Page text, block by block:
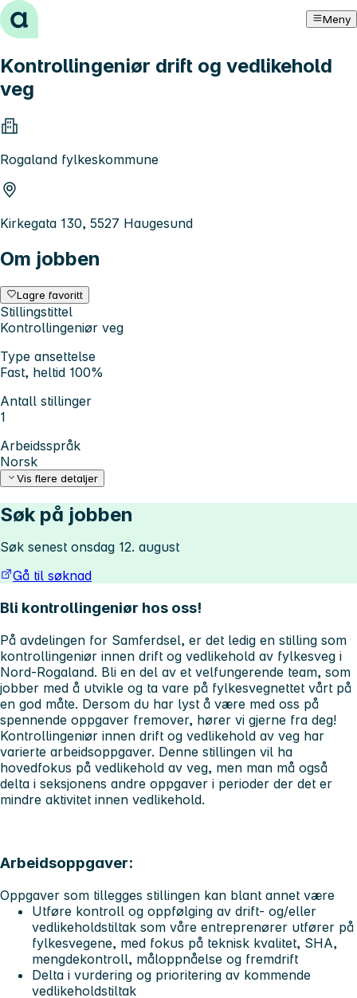
Hopp til innhold Meny
Kontrollingeniør drift og vedlikehold
veg
Rogaland fylkeskommune
Kirkegata 130, 5527 Haugesund
Om jobben
Lagre favoritt
Stillingstittel
Kontrollingeniør veg
Type ansettelse
Fast, heltid 100%
Antall stillinger
1
Arbeidsspråk
Norsk
Vis flere detaljer
Søk på jobben
Søk senest onsdag 12. august
Gå til søknad
Bli kontrollingeniør hos oss!
På avdelingen for Samferdsel, er det ledig en stilling som
kontrollingeniør innen drift og vedlikehold av fylkesveg i
Nord-Rogaland. Bli en del av et velfungerende team, som
jobber med å utvikle og ta vare på fylkesvegnettet vårt på
en god måte. Dersom du har lyst å være med oss på
spennende oppgaver fremover, hører vi gjerne fra deg!
Kontrollingeniør innen drift og vedlikehold av veg har
varierte arbeidsoppgaver. Denne stillingen vil ha
hovedfokus på vedlikehold av veg, men man må også
delta i seksjonens andre oppgaver i perioder der det er
mindre aktivitet innen vedlikehold.
Arbeidsoppgaver:
Oppgaver som tillegges stillingen kan blant annet være
Utføre kontroll og oppfølging av drift- og/eller
vedlikeholdstiltak som våre entreprenører utfører på
fylkesvegene, med fokus på teknisk kvalitet, SHA,
mengdekontroll, måloppnåelse og fremdrift
Delta i vurdering og prioritering av kommende
vedlikeholdstiltak